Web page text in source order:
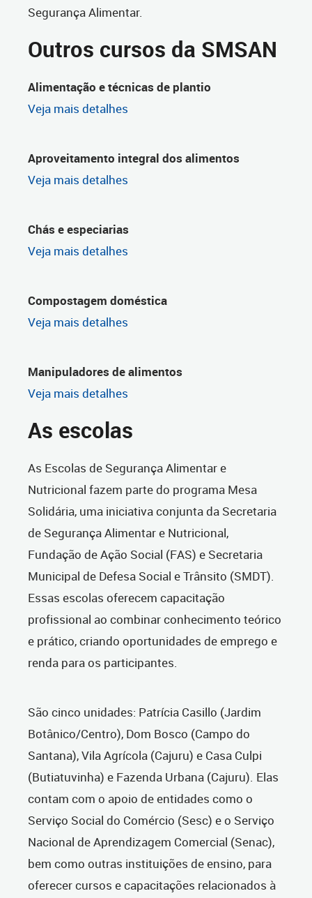
Segurança Alimentar.
Outros cursos da SMSAN
Alimentação e técnicas de plantio
Veja mais detalhes
Aproveitamento integral dos alimentos
Veja mais detalhes
Chás e especiarias
Veja mais detalhes
Compostagem doméstica
Veja mais detalhes
Manipuladores de alimentos
Veja mais detalhes
As escolas
As Escolas de Segurança Alimentar e
Nutricional fazem parte do programa Mesa
Solidária, uma iniciativa conjunta da Secretaria
de Segurança Alimentar e Nutricional,
Fundação de Ação Social (FAS) e Secretaria
Municipal de Defesa Social e Trânsito (SMDT).
Essas escolas oferecem capacitação
profissional ao combinar conhecimento teórico
e prático, criando oportunidades de emprego e
renda para os participantes.
São cinco unidades: Patrícia Casillo (Jardim
Botânico/Centro), Dom Bosco (Campo do
Santana), Vila Agrícola (Cajuru) e Casa Culpi
(Butiatuvinha) e Fazenda Urbana (Cajuru). Elas
contam com o apoio de entidades como o
Serviço Social do Comércio (Sesc) e o Serviço
Nacional de Aprendizagem Comercial (Senac),
bem como outras instituições de ensino, para
oferecer cursos e capacitações relacionados à